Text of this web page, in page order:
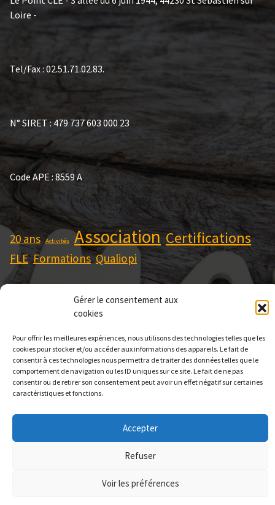
Gérer le consentement aux
cookies
Pour offrir les meilleures expériences, nous utilisons des technologies telles que les
cookies pour stocker et/ou accéder aux informations des appareils. Le fait de
consentir à ces technologies nous permettra de traiter des données telles que le
comportement de navigation ou les ID uniques sur ce site. Le fait de ne pas
consentir ou de retirer son consentement peut avoir un effet négatif sur certaines
caractéristiques et fonctions.
Accepter
Refuser
Voir les préférences
Loire -
Tel/Fax : 02.51.71.02.83.
N° SIRET : 479 737 603 000 23
Code APE : 8559 A
20 ans Activités Association Certifications
FLE Formations Qualiopi
02 51 71 02 83
Copyright © 2026 Le Point Clé | enregistré sous le
agrément de l’Etat) | Association loi 1901 © 2012.